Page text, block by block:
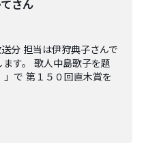
さん
分 担当は伊狩典子さんで
す。 歌人中島歌子を題
で 第１５０回直木賞を